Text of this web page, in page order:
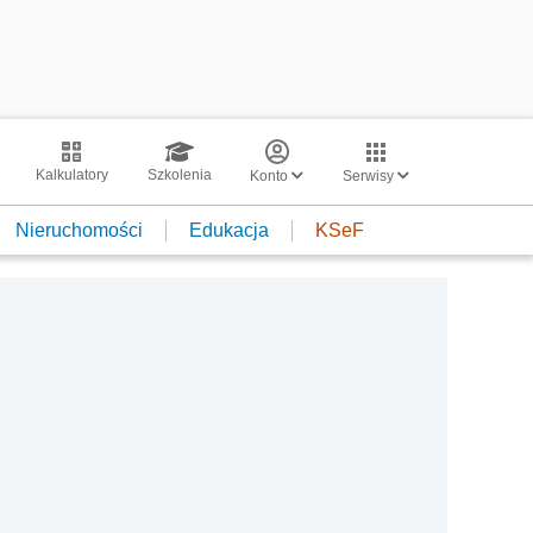
Kalkulatory Szkolenia Konto Serwisy
Nieruchomości Edukacja KSeF